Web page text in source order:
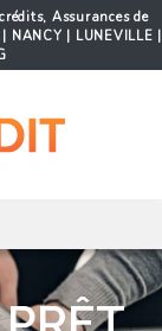
Assurances de
| LUNEVILLE |